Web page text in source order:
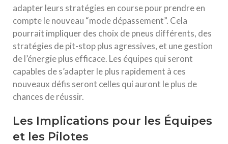
adapter leurs stratégies en course pour prendre en
compte le nouveau “mode dépassement”. Cela
pourrait impliquer des choix de pneus différents, des
stratégies de pit-stop plus agressives, et une gestion
de l’énergie plus efficace. Les équipes qui seront
capables de s’adapter le plus rapidement à ces
nouveaux défis seront celles qui auront le plus de
chances de réussir.
Les Implications pour les Équipes
et les Pilotes